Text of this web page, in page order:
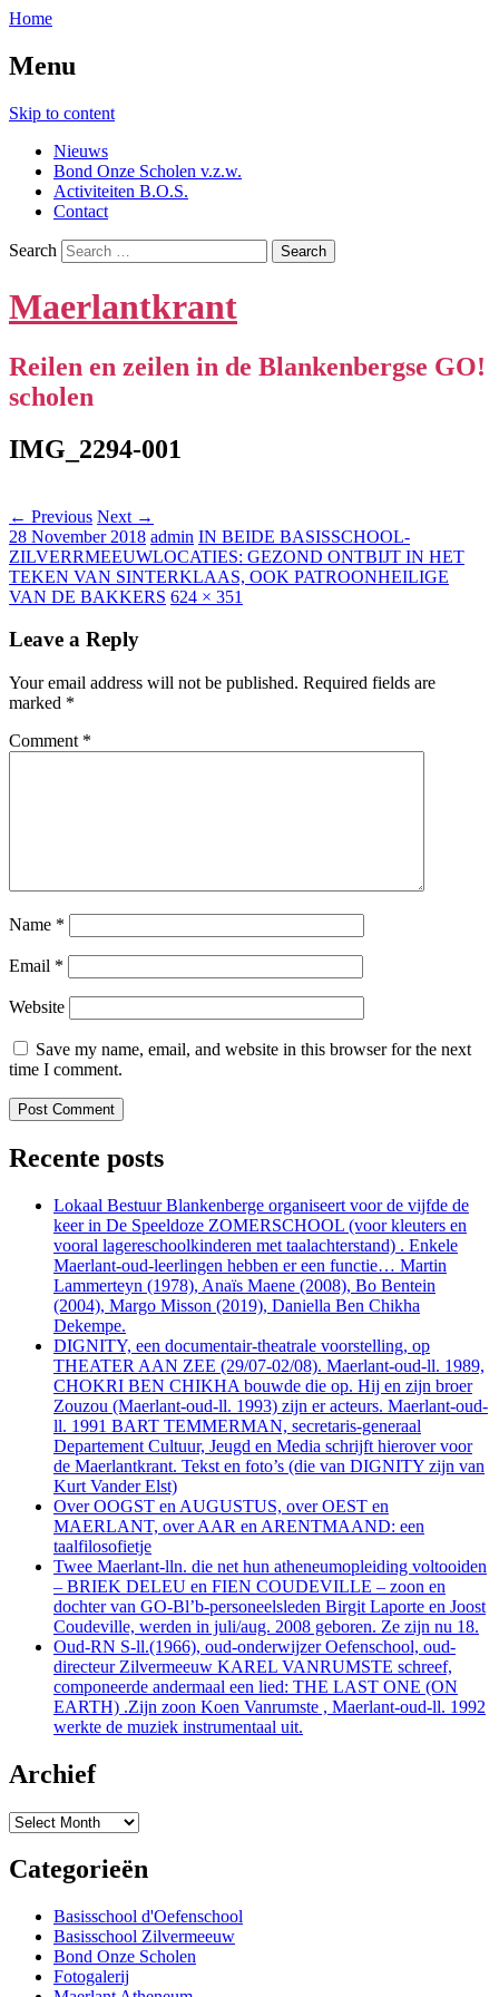
Home
Menu
Skip to content
Nieuws
Bond Onze Scholen v.z.w.
Activiteiten B.O.S.
Contact
Search
Maerlantkrant
Reilen en zeilen in de Blankenbergse GO!
scholen
IMG_2294-001
← Previous Next →
28 November 2018 admin IN BEIDE BASISSCHOOL-
ZILVERRMEEUWLOCATIES: GEZOND ONTBIJT IN HET
TEKEN VAN SINTERKLAAS, OOK PATROONHEILIGE
VAN DE BAKKERS 624 × 351
Leave a Reply
Your email address will not be published. Required fields are
marked *
Comment *
Name *
Email *
Website
Save my name, email, and website in this browser for the next
time I comment.
Recente posts
Lokaal Bestuur Blankenberge organiseert voor de vijfde de
keer in De Speeldoze ZOMERSCHOOL (voor kleuters en
vooral lagereschoolkinderen met taalachterstand) . Enkele
Maerlant-oud-leerlingen hebben er een functie… Martin
Lammerteyn (1978), Anaïs Maene (2008), Bo Bentein
(2004), Margo Misson (2019), Daniella Ben Chikha
Dekempe.
DIGNITY, een documentair-theatrale voorstelling, op
THEATER AAN ZEE (29/07-02/08). Maerlant-oud-ll. 1989,
CHOKRI BEN CHIKHA bouwde die op. Hij en zijn broer
Zouzou (Maerlant-oud-ll. 1993) zijn er acteurs. Maerlant-oud-
ll. 1991 BART TEMMERMAN, secretaris-generaal
Departement Cultuur, Jeugd en Media schrijft hierover voor
de Maerlantkrant. Tekst en foto’s (die van DIGNITY zijn van
Kurt Vander Elst)
Over OOGST en AUGUSTUS, over OEST en
MAERLANT, over AAR en ARENTMAAND: een
taalfilosofietje
Twee Maerlant-lln. die net hun atheneumopleiding voltooiden
– BRIEK DELEU en FIEN COUDEVILLE – zoon en
dochter van GO-Bl’b-personeelsleden Birgit Laporte en Joost
Coudeville, werden in juli/aug. 2008 geboren. Ze zijn nu 18.
Oud-RN S-ll.(1966), oud-onderwijzer Oefenschool, oud-
directeur Zilvermeeuw KAREL VANRUMSTE schreef,
componeerde andermaal een lied: THE LAST ONE (ON
EARTH) .Zijn zoon Koen Vanrumste , Maerlant-oud-ll. 1992
werkte de muziek instrumentaal uit.
Archief
Archief
Categorieën
Basisschool d'Oefenschool
Basisschool Zilvermeeuw
Bond Onze Scholen
Fotogalerij